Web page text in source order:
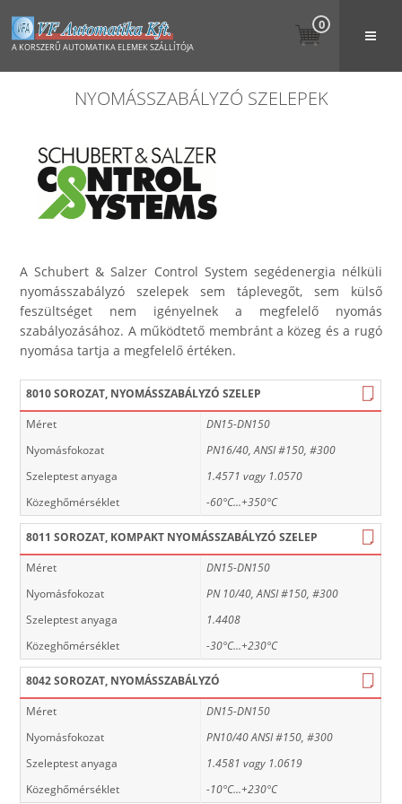
A KORSZERŰ AUTOMATIKA ELEMEK SZÁLLÍTÓJA
0
NYOMÁSSZABÁLYZÓ SZELEPEK
A Schubert & Salzer Control System segédenergia nélküli
nyomásszabályzó szelepek sem táplevegőt, sem külső
feszültséget nem igényelnek a megfelelő nyomás
szabályozásához. A működtető membránt a közeg és a rugó
nyomása tartja a megfelelő értéken.
8010 SOROZAT, NYOMÁSSZABÁLYZÓ SZELEP
Méret
DN15-DN150
Nyomásfokozat
PN16/40, ANSI #150, #300
Szeleptest anyaga
1.4571 vagy 1.0570
Közeghőmérséklet
-60°C...+350°C
8011 SOROZAT, KOMPAKT NYOMÁSSZABÁLYZÓ SZELEP
Méret
DN15-DN150
Nyomásfokozat
PN 10/40, ANSI #150, #300
Szeleptest anyaga
1.4408
Közeghőmérséklet
-30°C...+230°C
8042 SOROZAT, NYOMÁSSZABÁLYZÓ
Méret
DN15-DN150
Nyomásfokozat
PN10/40 ANSI #150, #300
Szeleptest anyaga
1.4581 vagy 1.0619
Közeghőmérséklet
-10°C...+230°C